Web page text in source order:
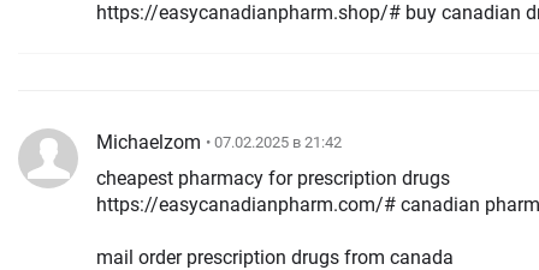
https://easycanadianpharm.shop/# buy canadian
Michaelzom • 07.02.2025 в 21:42
cheapest pharmacy for prescription drugs
https://easycanadianpharm.com/# canadian
mail order prescription drugs from canada